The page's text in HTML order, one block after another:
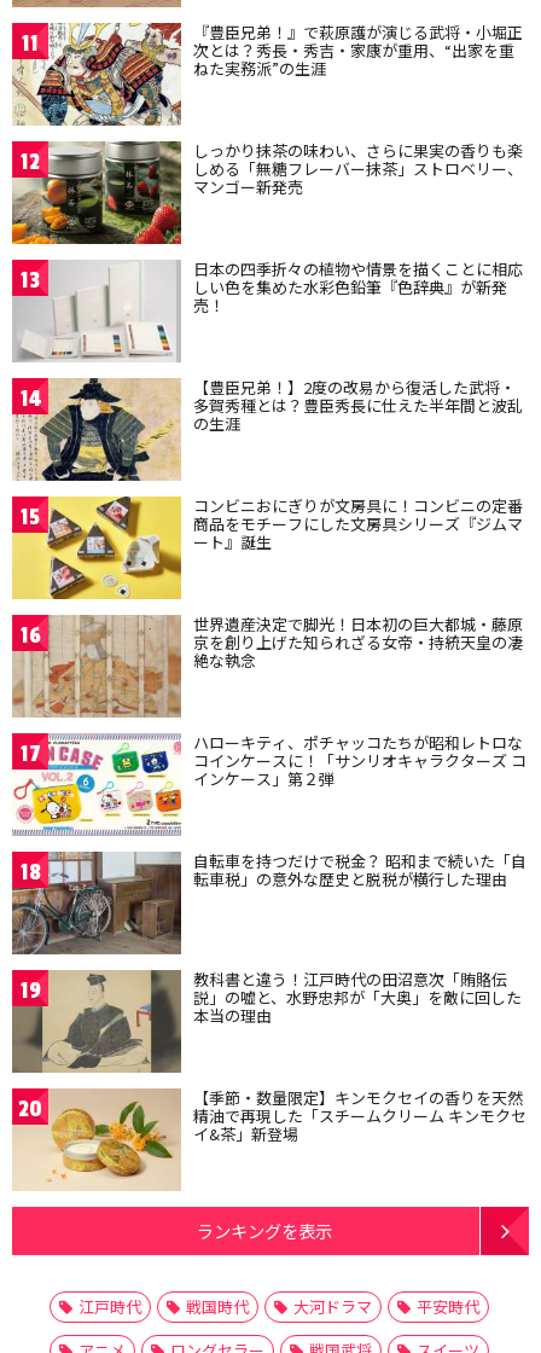
11 『豊臣兄弟！』で萩原護が演じる武将・小堀正
次とは？秀長・秀吉・家康が重用、“出家を重
ねた実務派”の生涯
12 しっかり抹茶の味わい、さらに果実の香りも楽
しめる「無糖フレーバー抹茶」ストロベリー、
マンゴー新発売
13 日本の四季折々の植物や情景を描くことに相応
しい色を集めた水彩色鉛筆『色辞典』が新発
売！
14 【豊臣兄弟！】2度の改易から復活した武将・
多賀秀種とは？豊臣秀長に仕えた半年間と波乱
の生涯
15 コンビニおにぎりが文房具に！コンビニの定番
商品をモチーフにした文房具シリーズ『ジムマ
ート』誕生
16 世界遺産決定で脚光！日本初の巨大都城・藤原
京を創り上げた知られざる女帝・持統天皇の凄
絶な執念
17 ハローキティ、ポチャッコたちが昭和レトロな
コインケースに！「サンリオキャラクターズ コ
インケース」第２弾
18 自転車を持つだけで税金？ 昭和まで続いた「自
転車税」の意外な歴史と脱税が横行した理由
19 教科書と違う！江戸時代の田沼意次「賄賂伝
説」の嘘と、水野忠邦が「大奥」を敵に回した
本当の理由
20 【季節・数量限定】キンモクセイの香りを天然
精油で再現した「スチームクリーム キンモクセ
イ&茶」新登場
ランキングを表示
江戸時代 戦国時代 大河ドラマ
平安時代